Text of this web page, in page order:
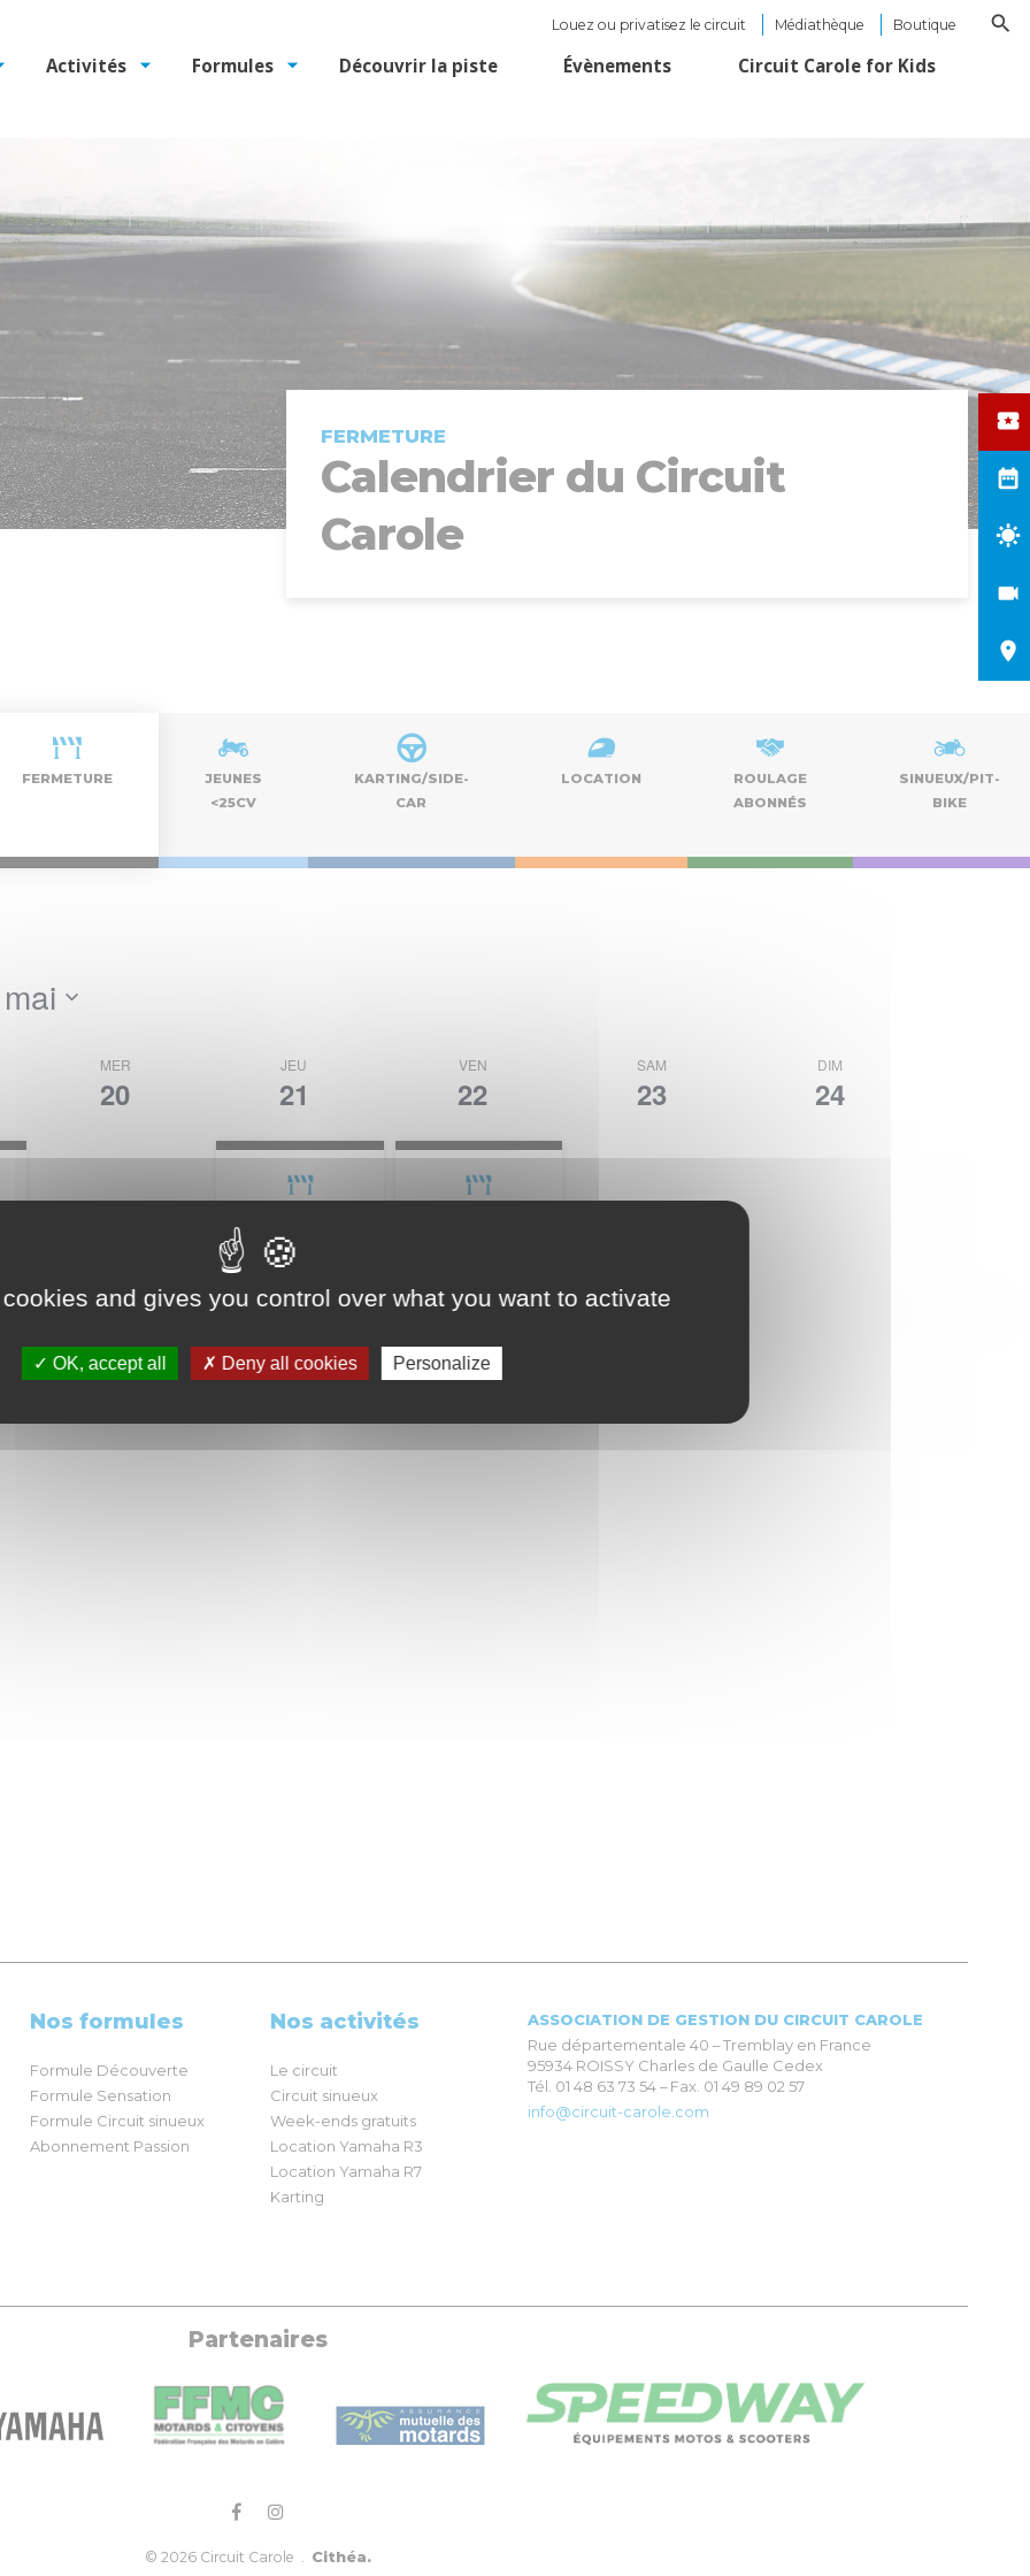
Louez ou privatisez le circuit Médiathèque Boutique
Activités Formules Découvrir la piste Évènements Circuit Carole for Kids
FERMETURE
Calendrier du Circuit
Carole
FERMETURE
JEUNES
<25CV
KARTING/SIDE-
CAR
LOCATION
ROULAGE
ABONNÉS
SINUEUX/PIT-
BIKE
MER
20
JEU
21
VEN
22
SAM
23
DIM
24
Nos formules
Formule Découverte
Formule Sensation
Formule Circuit sinueux
Abonnement Passion
Nos activités
Le circuit
Circuit sinueux
Week-ends gratuits
Location Yamaha R3
Location Yamaha R7
Karting
ASSOCIATION DE GESTION DU CIRCUIT CAROLE
Rue départementale 40 – Tremblay en France
95934 ROISSY Charles de Gaulle Cedex
Tél. 01 48 63 73 54 – Fax. 01 49 89 02 57
info@circuit-carole.com
Partenaires
© 2026 Circuit Carole . Cithéa.
and gives you control over what you want to activate
OK, accept all Deny all cookies Personalize